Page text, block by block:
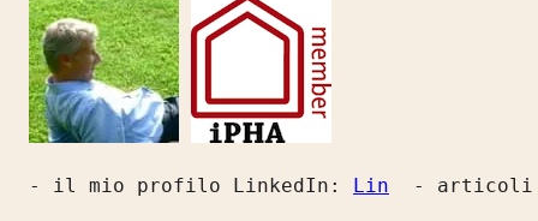
- il mio profilo LinkedIn: Lin - articoli